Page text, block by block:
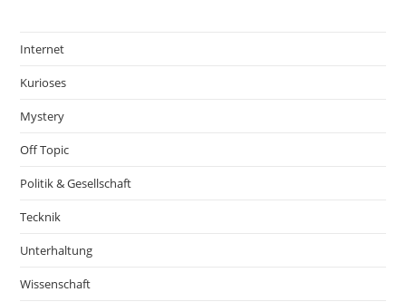
Internet
Kurioses
Mystery
Off Topic
Politik & Gesellschaft
Tecknik
Unterhaltung
Wissenschaft